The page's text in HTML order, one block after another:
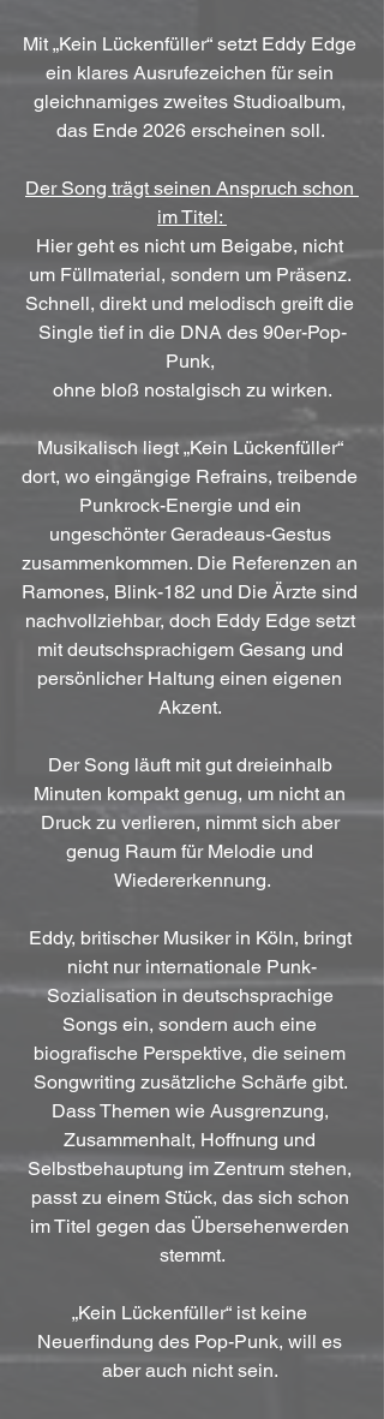
Mit „Kein Lückenfüller“ setzt Eddy Edge
ein klares Ausrufezeichen für sein
gleichnamiges zweites Studioalbum,
das Ende 2026 erscheinen soll.
Der Song trägt seinen Anspruch schon
im Titel:
Hier geht es nicht um Beigabe, nicht
um Füllmaterial, sondern um Präsenz.
Schnell, direkt und melodisch greift die
Single tief in die DNA des 90er-Pop-
Punk,
ohne bloß nostalgisch zu wirken.
Musikalisch liegt „Kein Lückenfüller“
dort, wo eingängige Refrains, treibende
Punkrock-Energie und ein
ungeschönter Geradeaus-Gestus
zusammenkommen. Die Referenzen an
Ramones, Blink-182 und Die Ärzte sind
nachvollziehbar, doch Eddy Edge setzt
mit deutschsprachigem Gesang und
persönlicher Haltung einen eigenen
Akzent.
Der Song läuft mit gut dreieinhalb
Minuten kompakt genug, um nicht an
Druck zu verlieren, nimmt sich aber
genug Raum für Melodie und
Wiedererkennung.
Eddy, britischer Musiker in Köln, bringt
nicht nur internationale Punk-
Sozialisation in deutschsprachige
Songs ein, sondern auch eine
biografische Perspektive, die seinem
Songwriting zusätzliche Schärfe gibt.
Dass Themen wie Ausgrenzung,
Zusammenhalt, Hoffnung und
Selbstbehauptung im Zentrum stehen,
passt zu einem Stück, das sich schon
im Titel gegen das Übersehenwerden
stemmt.
„Kein Lückenfüller“ ist keine
Neuerfindung des Pop-Punk, will es
aber auch nicht sein.